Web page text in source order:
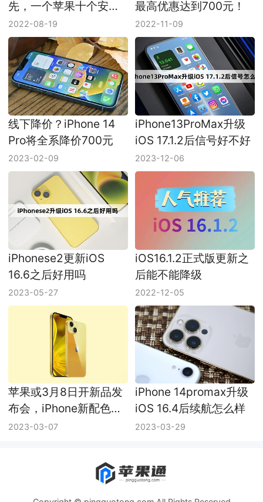
先，一个苹果十个安
卓！
2022-08-19
最高优惠达到700元！
2022-11-09
线下降价？iPhone 14
Pro将全系降价700元
2023-02-09
iPhone13ProMax升级
iOS 17.1.2后信号好不好
2023-12-06
iPhonese2更新iOS
16.6之后好用吗
2023-05-27
iOS16.1.2正式版更新之
后能不能降级
2022-12-05
苹果或3月8日开新品发
布会，iPhone新配色成
主角
2023-03-07
iPhone 14promax升级
iOS 16.4后续航怎么样
2023-03-29